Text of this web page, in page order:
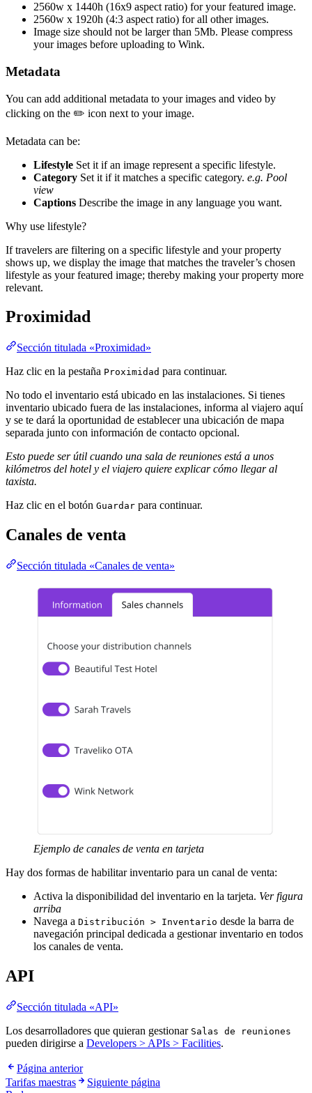
2560w x 1440h (16x9 aspect ratio) for your featured image.
2560w x 1920h (4:3 aspect ratio) for all other images.
Image size should not be larger than 5Mb. Please compress
your images before uploading to Wink.
Metadata
You can add additional metadata to your images and video by
clicking on the ✏️ icon next to your image.
Metadata can be:
Lifestyle Set it if an image represent a specific lifestyle.
Category Set it if it matches a specific category. e.g. Pool
view
Captions Describe the image in any language you want.
Why use lifestyle?
If travelers are filtering on a specific lifestyle and your property
shows up, we display the image that matches the traveler’s chosen
lifestyle as your featured image; thereby making your property more
relevant.
Proximidad
Sección titulada «Proximidad»
Haz clic en la pestaña Proximidad para continuar.
No todo el inventario está ubicado en las instalaciones. Si tienes
inventario ubicado fuera de las instalaciones, informa al viajero aquí
y se te dará la oportunidad de establecer una ubicación de mapa
separada junto con información de contacto opcional.
Esto puede ser útil cuando una sala de reuniones está a unos
kilómetros del hotel y el viajero quiere explicar cómo llegar al
taxista.
Haz clic en el botón Guardar para continuar.
Canales de venta
Sección titulada «Canales de venta»
Ejemplo de canales de venta en tarjeta
Hay dos formas de habilitar inventario para un canal de venta:
Activa la disponibilidad del inventario en la tarjeta. Ver figura
arriba
Navega a Distribución > Inventario desde la barra de
navegación principal dedicada a gestionar inventario en todos
los canales de venta.
API
Sección titulada «API»
Los desarrolladores que quieran gestionar Salas de reuniones
pueden dirigirse a Developers > APIs > Facilities.
Página anterior
Tarifas maestras
Siguiente página